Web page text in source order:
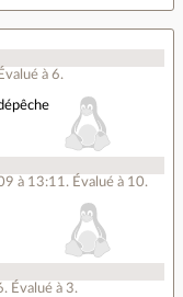
Évalué à 6.
à 13:11 . Évalué à 10.
.Évalué à 3.